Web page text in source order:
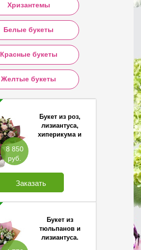
Хризантемы
Белые букеты
Красные букеты
Желтые букеты
8 850
руб.
Букет из роз,
лизиантуса,
хиперикума и
Заказать
Букет из
тюльпанов и
лизиантуса.